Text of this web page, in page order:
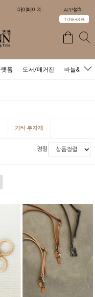
마이페이지 APP설치
10%+3%
랫폼 도서/매거진 바늘&도구
기타 부자재
정렬